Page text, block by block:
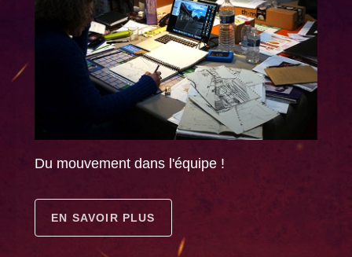
Du mouvement dans l'équipe !
EN SAVOIR PLUS